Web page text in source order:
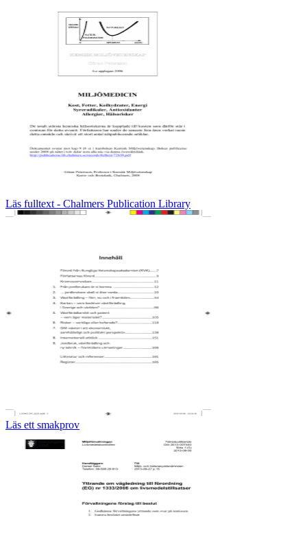
Läs fulltext - Chalmers Publication Library
Läs ett smakprov